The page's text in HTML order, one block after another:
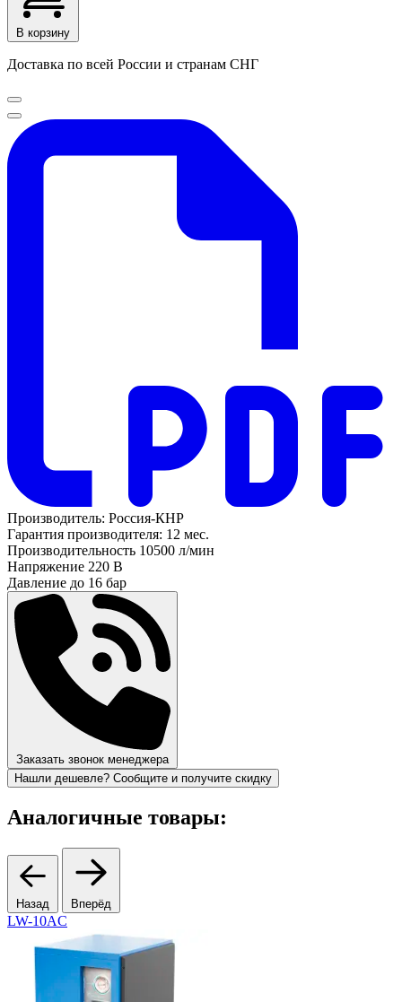
В корзину
Доставка по всей России и странам СНГ
Производитель: Россия-КНР
Гарантия производителя: 12 мес.
Производительность 10500 л/мин
Напряжение 220 В
Давление до 16 бар
Заказать звонок менеджера
Нашли дешевле? Сообщите и получите скидку
Аналогичные товары:
Назад Вперёд
LW-10AC